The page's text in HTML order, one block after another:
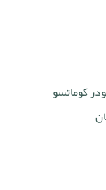
کوماتسو